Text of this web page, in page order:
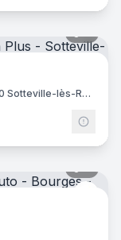
5 Rue Antoine Laurent de Lavoisier, 76300 Sotteville-lès-Rouen